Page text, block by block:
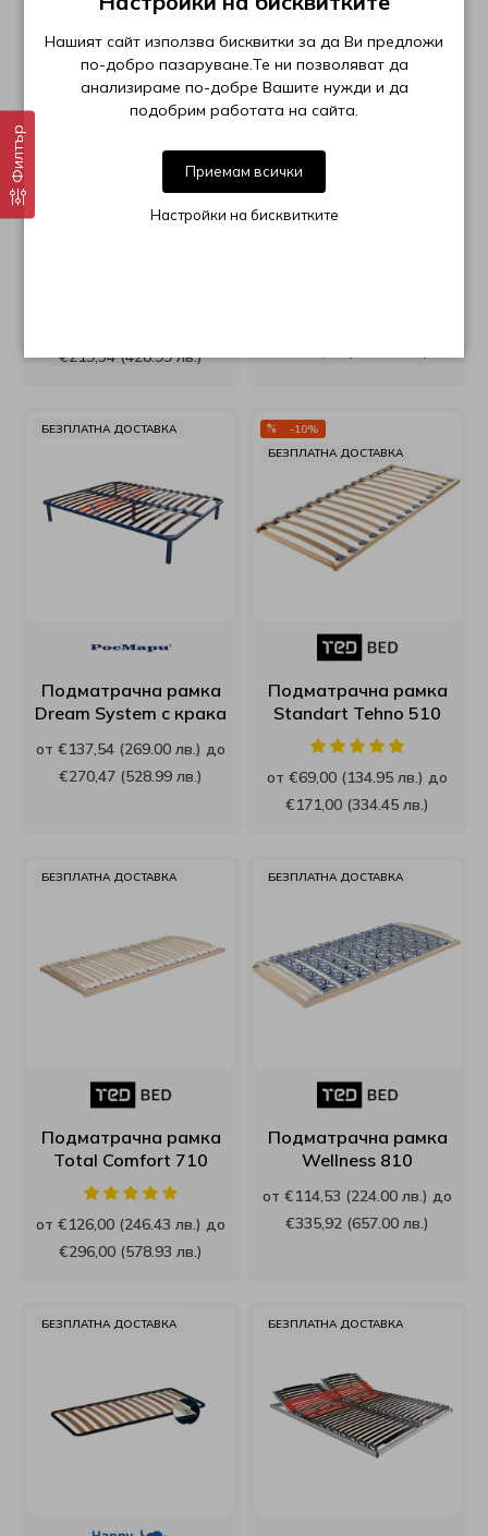
Филтър
€219,34 (428.99 лв.)
БЕЗПЛАТНА ДОСТАВКА
Подматрачна рамка
Dream System с крака
от €137,54 (269.00 лв.) до
€270,47 (528.99 лв.)
-10%
БЕЗПЛАТНА ДОСТАВКА
Подматрачна рамка
Standart Tehno 510
от €69,00 (134.95 лв.) до
€171,00 (334.45 лв.)
БЕЗПЛАТНА ДОСТАВКА
Подматрачна рамка
Total Comfort 710
от €126,00 (246.43 лв.) до
€296,00 (578.93 лв.)
БЕЗПЛАТНА ДОСТАВКА
Подматрачна рамка
Wellness 810
от €114,53 (224.00 лв.) до
€335,92 (657.00 лв.)
БЕЗПЛАТНА ДОСТАВКА БЕЗПЛАТНА ДОСТАВКА
Нашият сайт използва бисквитки за да Ви предложи
по-добро пазаруване.Те ни позволяват да
анализираме по-добре Вашите нужди и да
подобрим работата на сайта.
Приемам всички
Настройки на бисквитките